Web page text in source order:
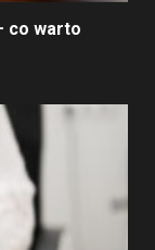
co warto